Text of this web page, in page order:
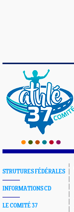
STRUTURES FÉDÉRALES
INFORMATIONS CD
LE COMITÉ 37